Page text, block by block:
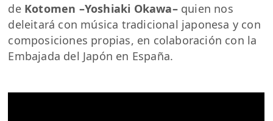
de Kotomen –Yoshiaki Okawa–quien nos
deleitará con música tradicional japonesa y con
composiciones propias, en colaboración con la
Embajada del Japón en España.